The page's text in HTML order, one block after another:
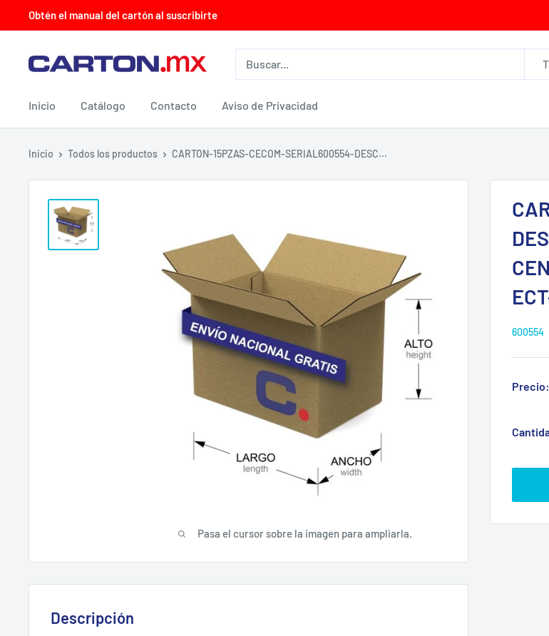
directamente
contenido
Obtén el manual del cartón al suscribirte
CARTON.MX
Inicio Catálogo Contacto Aviso de Privacidad
Inicio Todos los productos CARTON-15PZAS-CECOM-SERIAL600554-DESC...
Pasa el cursor sobre la imagen para ampliarla.
600554
Precio:
Descripción